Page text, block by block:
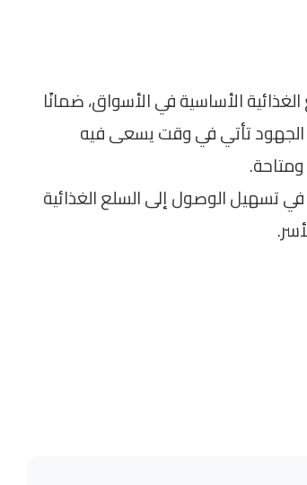
الغذائية الأساسية في الأسواق، ضمانًا
الجهود تأتي في وقت يسعى فيه
تسهيل الوصول إلى السلع الغذائية